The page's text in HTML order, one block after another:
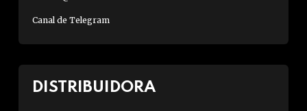
Canal de Telegram
DISTRIBUIDORA